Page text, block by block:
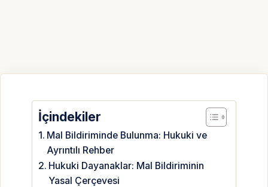
İçindekiler
Mal Bildiriminde Bulunma: Hukuki ve
Ayrıntılı Rehber
Hukuki Dayanaklar: Mal Bildiriminin
Yasal Çerçevesi